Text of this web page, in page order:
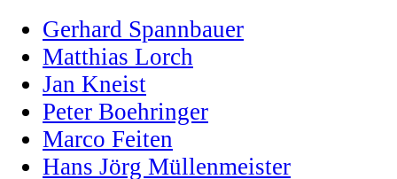
Gerhard Spannbauer
Matthias Lorch
Jan Kneist
Peter Boehringer
Marco Feiten
Hans Jörg Müllenmeister